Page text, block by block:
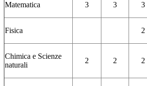
Matematica 3 3 3
Fisica 2
Chimica e Scienze
naturali
2 2 2